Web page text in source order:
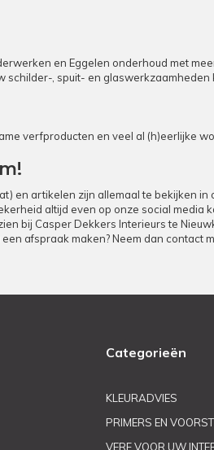
en Eggelen onderhoud met
, spuit- en glaswerkzaamheden
verfproducten en veel al (h)eerlijke
en artikelen zijn allemaal te bekijken
altijd even op onze social
bij Casper Dekkers Interieurs te
afspraak maken? Neem dan contact
Categorieën
KLEURADVIES
PRIMERS EN
VERF VOOR UW